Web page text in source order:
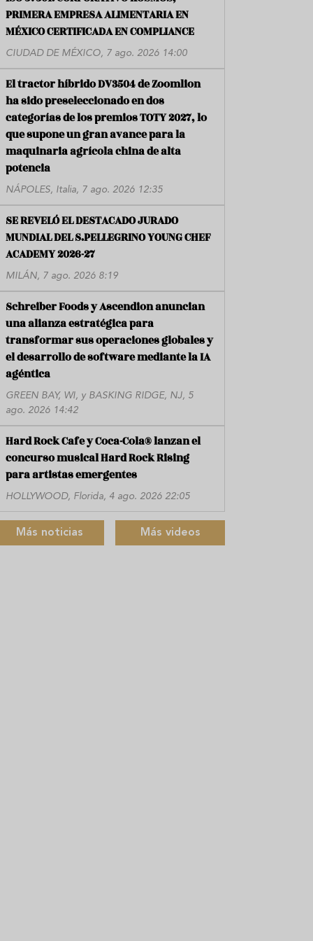
PRIMERA EMPRESA ALIMENTARIA EN
MÉXICO CERTIFICADA EN COMPLIANCE
CIUDAD DE MÉXICO, 7 ago. 2026 14:00
El tractor híbrido DV3504 de Zoomlion
ha sido preseleccionado en dos
categorías de los premios TOTY 2027, lo
que supone un gran avance para la
maquinaria agrícola china de alta
potencia
NÁPOLES, Italia, 7 ago. 2026 12:35
SE REVELÓ EL DESTACADO JURADO
MUNDIAL DEL S.PELLEGRINO YOUNG CHEF
ACADEMY 2026-27
MILÁN, 7 ago. 2026 8:19
Schreiber Foods y Ascendion anuncian
una alianza estratégica para
transformar sus operaciones globales y
el desarrollo de software mediante la IA
agéntica
GREEN BAY, WI, y BASKING RIDGE, NJ, 5
ago. 2026 14:42
Hard Rock Cafe y Coca-Cola® lanzan el
concurso musical Hard Rock Rising
para artistas emergentes
HOLLYWOOD, Florida, 4 ago. 2026 22:05
Más noticias Más videos